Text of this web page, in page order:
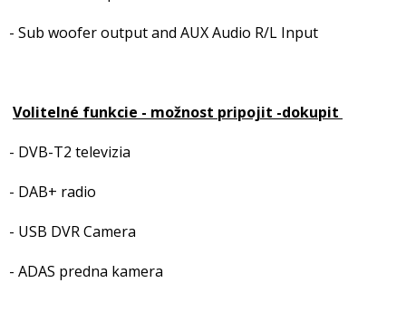
- Sub woofer output and AUX Audio R/L Input
Volitelné funkcie - možnost pripojit -dokupit
- DVB-T2 televizia
- DAB+ radio
- USB DVR Camera
- ADAS predna kamera